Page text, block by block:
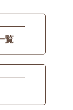
覧